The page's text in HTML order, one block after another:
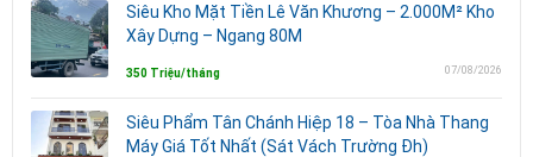
Siêu Kho Mặt Tiền Lê Văn Khương – 2.000M² Kho
Xây Dựng – Ngang 80M
350 Triệu/tháng 07/08/2026
Siêu Phẩm Tân Chánh Hiệp 18 – Tòa Nhà Thang
Máy Giá Tốt Nhất (Sát Vách Trường Đh)